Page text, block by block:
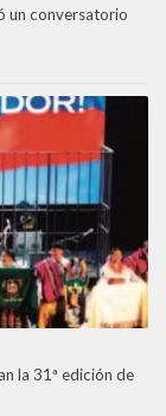
un conversatorio
la 31ª edición de